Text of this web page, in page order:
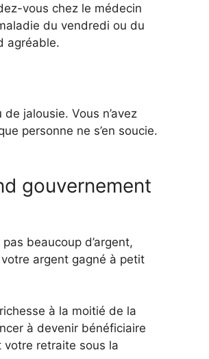
vous chez le médecin
du vendredi ou du
agréable.
jalousie. Vous n’avez
personne ne s’en soucie.
gouvernement
beaucoup d’argent,
argent gagné à petit
à la moitié de la
à devenir bénéficiaire
votre retraite sous la